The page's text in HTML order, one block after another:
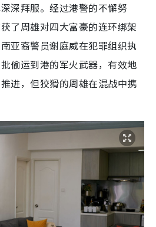
深拜服。经过港警的不懈努
了周雄对四大富豪的连环绑架
亚裔警员谢庭威在犯罪组织执
偷运到港的军火武器，有效地
进，但狡猾的周雄在混战中携